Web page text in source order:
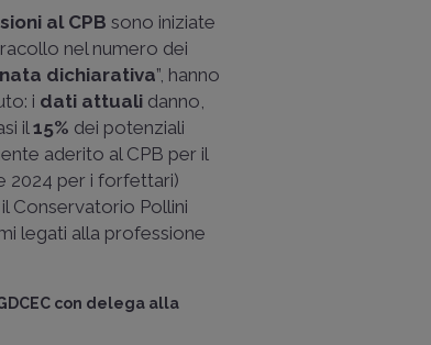
al CPB sono iniziate
nel numero dei
dichiarativa”, hanno
i dati attuali danno,
il15% dei potenziali
aderito al CPB per il
2024 per i forfettari)
Conservatorio Pollini
legati alla professione
con delega alla